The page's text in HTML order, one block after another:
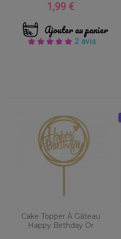
Prix
1,99 €
Ajouter au panier
2 avis
Cake Topper À Gâteau
Happy Birthday Or